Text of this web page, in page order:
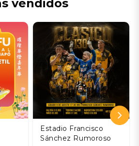
vendidos
Estadio Francisco
Sánchez Rumoroso